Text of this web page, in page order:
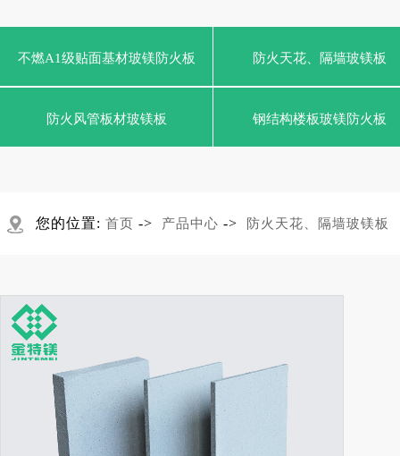
不燃A1级贴面基材玻镁防火板 防火天花、隔墙玻镁板
防火风管板材玻镁板 钢结构楼板玻镁防火板
您的位置: 首页 -> 产品中心 -> 防火天花、隔墙玻镁板